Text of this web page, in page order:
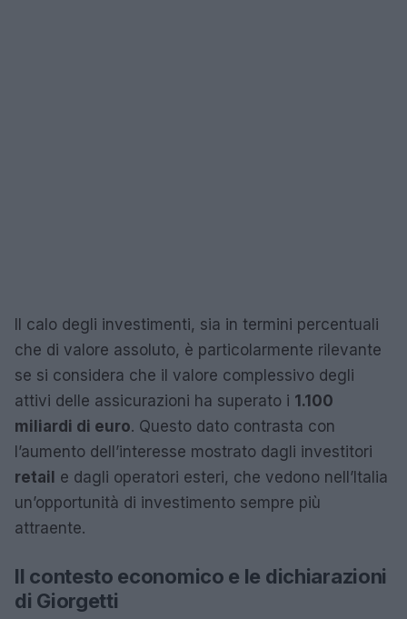
Il calo degli investimenti, sia in termini percentuali
che di valore assoluto, è particolarmente rilevante
se si considera che il valore complessivo degli
attivi delle assicurazioni ha superato i 1.100
miliardi di euro. Questo dato contrasta con
l’aumento dell’interesse mostrato dagli investitori
retail e dagli operatori esteri, che vedono nell’Italia
un’opportunità di investimento sempre più
attraente.
Il contesto economico e le dichiarazioni
di Giorgetti